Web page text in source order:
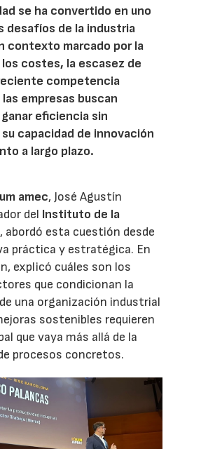
se ha convertido en uno
desafíos de la industria
contexto marcado por la
costes, la escasez de
competencia
empresas buscan
eficiencia sin
capacidad de innovación
a largo plazo.
amec, José Agustín
del Instituto de la
, abordó esta cuestión desde
práctica y estratégica. En
explicó cuáles son los
que condicionan la
una organización industrial
sostenibles requieren
que vaya más allá de la
procesos concretos.